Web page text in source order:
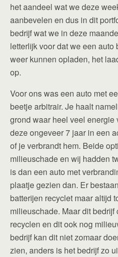
het aandeel wat we deze
aanbevelen en dus in dit
bedrijf wat we in deze
letterlijk voor dat we een
weer kunnen opladen, het
op.
Voor ons was een auto met
beetje arbitrair. Je haalt
grond waar heel veel
deze ongeveer 7 jaar in een
of je verbrandt hem. Beide
milieuschade en wij hadden
is dan een auto met
plaatje gezien dan. Er
batterijen recyclet maar altijd
milieuschade. Maar dit
recyclen en dit ook nog
bedrijf kan dit niet zomaar
zien, anders is het bedrijf zo